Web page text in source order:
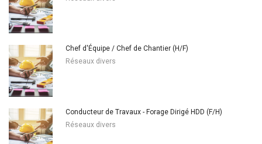
Chef d'Équipe / Chef de Chantier (H/F)
Réseaux divers
Conducteur de Travaux - Forage Dirigé HDD (F/H)
Réseaux divers